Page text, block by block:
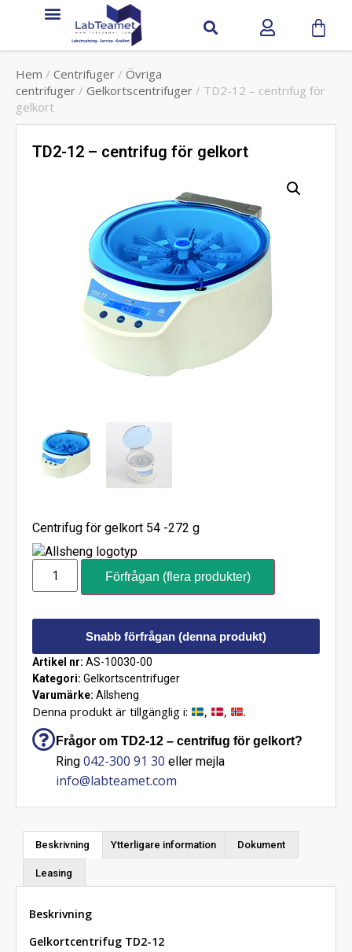
Hem / Centrifuger / Övriga
centrifuger / Gelkortscentrifuger / TD2-12 – centrifug för
gelkort
TD2-12 – centrifug för gelkort
Centrifug för gelkort 54 -272 g
Förfrågan (flera produkter)
Snabb förfrågan (denna produkt)
Artikel nr: AS-10030-00
Kategori: Gelkortscentrifuger
Varumärke: Allsheng
Denna produkt är tillgänglig i: , , .
Frågor om TD2-12 – centrifug för gelkort?
Ring 042-300 91 30 eller mejla
info@labteamet.com
Beskrivning Ytterligare information Dokument
Leasing
Beskrivning
Gelkortcentrifug TD2-12